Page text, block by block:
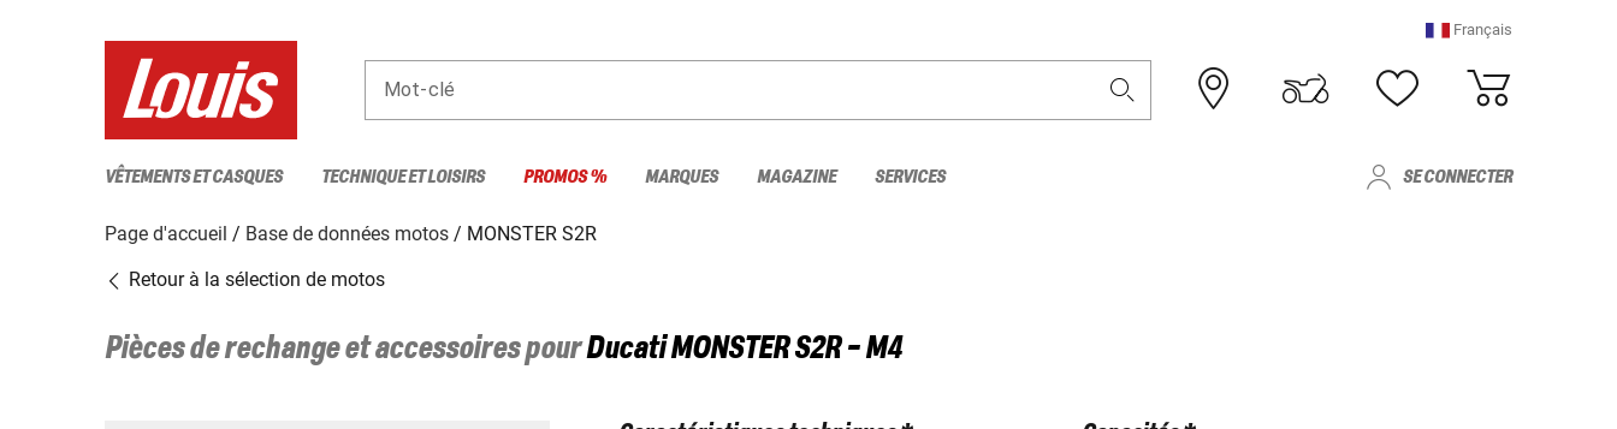
Français
Mot-clé
VÊTEMENTS ET CASQUES TECHNIQUE ET LOISIRS PROMOS % MARQUES MAGAZINE SERVICES SE CONNECTER
Page d'accueil Base de données motos
MONSTER S2R
Retour à la sélection de motos
Pièces de rechange et accessoires pourDucatiMONSTER S2R - M4